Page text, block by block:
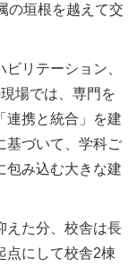
の垣根を越えて交
リテーション、
場では、専門を
連携と統合」を建
基づいて、学科ご
包み込む大きな建
た分、校舎は長
点にして校舎2棟